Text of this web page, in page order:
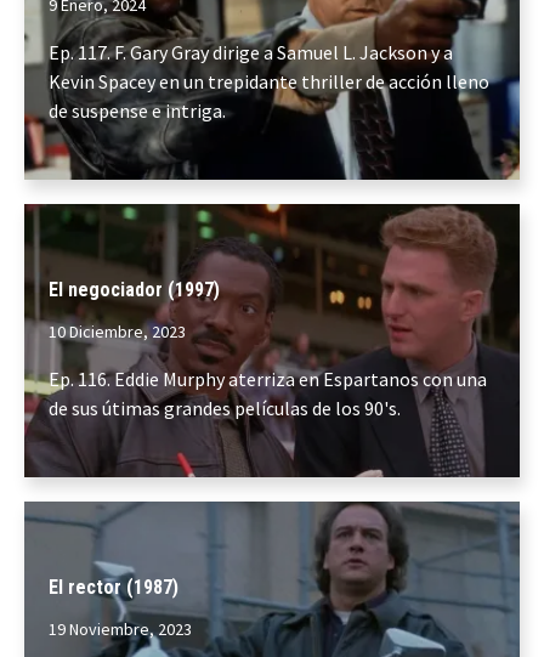
9 Enero, 2024
Ep. 117. F. Gary Gray dirige a Samuel L. Jackson y a
Kevin Spacey en un trepidante thriller de acción lleno
de suspense e intriga.
El negociador (1997)
10 Diciembre, 2023
Ep. 116. Eddie Murphy aterriza en Espartanos con una
de sus útimas grandes películas de los 90's.
El rector (1987)
19 Noviembre, 2023